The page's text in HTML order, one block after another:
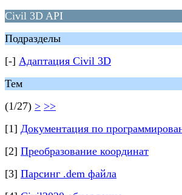
Civil 3D API
Подразделы
[-] Адаптация Civil 3D
Тем
(1/27) > >>
[1] Документация по
[2] Преобразование координат
[3] Парсинг .dem файла